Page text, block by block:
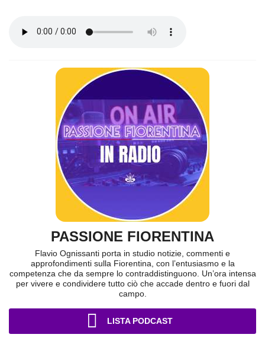
PASSIONE FIORENTINA
Flavio Ognissanti porta in studio notizie, commenti e
approfondimenti sulla Fiorentina, con l’entusiasmo e la
competenza che da sempre lo contraddistinguono. Un’ora intensa
per vivere e condividere tutto ciò che accade dentro e fuori dal
campo.
LISTA PODCAST